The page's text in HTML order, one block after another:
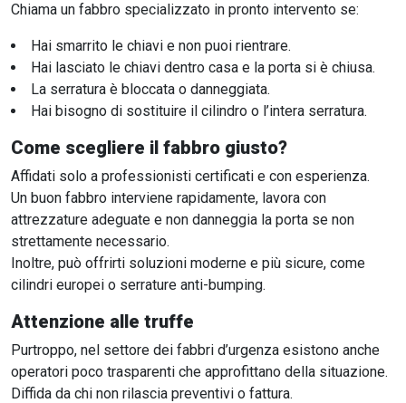
Chiama un fabbro specializzato in pronto intervento se:
Hai smarrito le chiavi e non puoi rientrare.
Hai lasciato le chiavi dentro casa e la porta si è chiusa.
La serratura è bloccata o danneggiata.
Hai bisogno di sostituire il cilindro o l’intera serratura.
Come scegliere il fabbro giusto?
Affidati solo a professionisti certificati e con esperienza.
Un buon fabbro interviene rapidamente, lavora con
attrezzature adeguate e non danneggia la porta se non
strettamente necessario.
Inoltre, può offrirti soluzioni moderne e più sicure, come
cilindri europei o serrature anti-bumping.
Attenzione alle truffe
Purtroppo, nel settore dei fabbri d’urgenza esistono anche
operatori poco trasparenti che approfittano della situazione.
Diffida da chi non rilascia preventivi o fattura.